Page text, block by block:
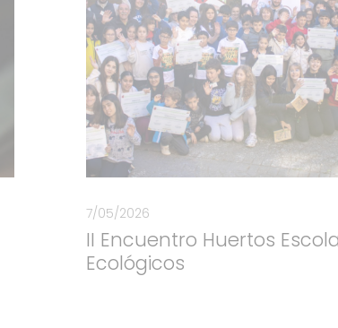
7/05/2026
II Encuentro Huertos
Ecológicos